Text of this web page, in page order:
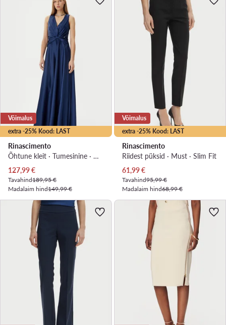
extra -25% Kood: LAST
Võimalus
Rinascimento
Õhtune kleit · Tumesinine · Maxi, Asümmeetriline
Praegune hind
127,99€
Tavahind189,95 €
Madalaim hind149,99 €
extra -25% Kood: LAST
Võimalus
Rinascimento
Riidest püksid · Must · Slim Fit
Praegune hind
61,99€
Tavahind95,99 €
Madalaim hind68,99 €